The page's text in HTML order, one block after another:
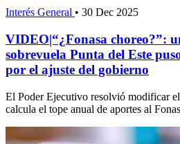
Interés General • 30 Dec 2025
VIDEO|“¿Fonasa choreo?”:
sobrevuela Punta del Este
por el ajuste del gobierno
El Poder Ejecutivo resolvió modificar
calcula el tope anual de aportes al